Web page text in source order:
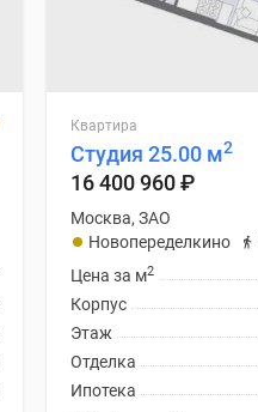
Квартира
Студия 25.00 м2
16 400 960₽
Москва, ЗАО
Новопеределкино
Цена за м2
Корпус
Этаж
Отделка
Ипотека